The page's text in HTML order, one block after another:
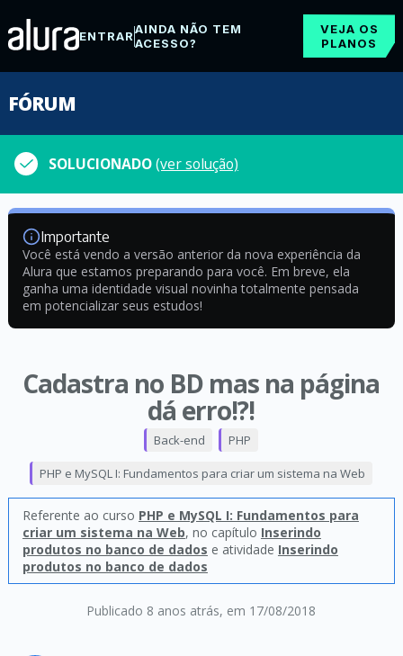
ENTRARAINDA NÃO TEM
ACESSO?
VEJA OS
PLANOS
FÓRUM
SOLUCIONADO(ver solução)
Importante
Você está vendo a versão anterior da nova experiência da
Alura que estamos preparando para você. Em breve, ela
ganha uma identidade visual novinha totalmente pensada
em potencializar seus estudos!
Cadastra no BD mas na página
dá erro!?!
Publicado 8 anos atrás, em 17/08/2018
Back-end PHP
PHP e MySQL I: Fundamentos para criar um sistema na Web
Referente ao curso PHP e MySQL I: Fundamentos para
criar um sistema na Web, no capítulo Inserindo
produtos no banco de dados e atividade Inserindo
produtos no banco de dados